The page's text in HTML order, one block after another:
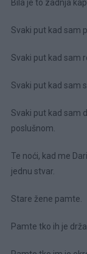
Bila je to zadnja
Svaki put kad sam
Svaki put kad sam
Svaki put kad sam
Svaki put kad sam
poslušnom.
Te noći, kad me
jednu stvar.
Stare žene pamte.
Pamte tko ih je